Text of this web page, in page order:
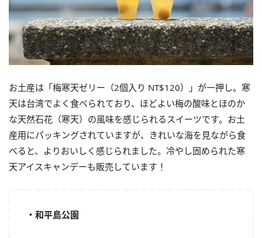
お土産は「梅寒天ゼリー（2個入り NT$120）」が一押し。寒
天は台湾でよく食べられており、ほどよい梅の酸味とほのか
な天然石花（寒天）の風味を感じられるスイーツです。お土
産用にパッキングされていますが、きれいな海を見ながら食
べると、よりおいしく感じられました。冷やし固められた寒
天アイスキャンデーも販売しています！
・和平島公園